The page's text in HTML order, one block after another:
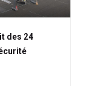
des 24